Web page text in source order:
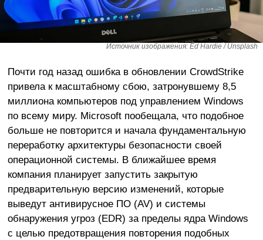
Источник изображения: Ed Hardie / Unsplash
Почти год назад ошибка в обновлении CrowdStrike
привела к масштабному сбою, затронувшему 8,5
миллиона компьютеров под управлением Windows
по всему миру. Microsoft пообещала, что подобное
больше не повторится и начала фундаментальную
переработку архитектуры безопасности своей
операционной системы. В ближайшее время
компания планирует запустить закрытую
предварительную версию изменений, которые
выведут антивирусное ПО (AV) и системы
обнаружения угроз (EDR) за пределы ядра Windows
с целью предотвращения повторения подобных